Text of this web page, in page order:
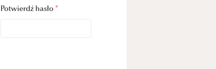
Potwierdź hasło *